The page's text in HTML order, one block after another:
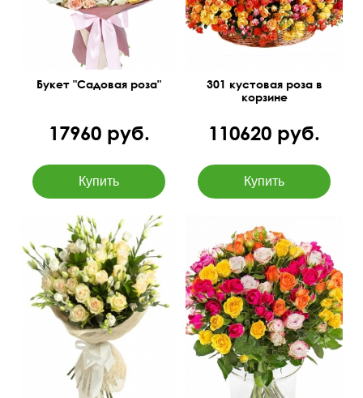
Букет "Садовая роза"
17960 руб.
301 кустовая роза в
корзине
110620 руб.
Упаковка: сизаль, лента
60 см
45 см